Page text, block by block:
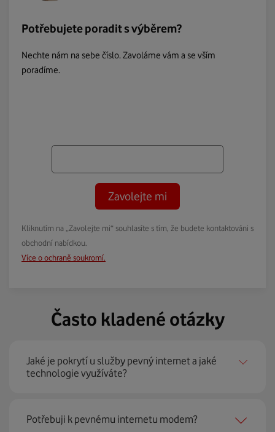
Potřebujete poradit s výběrem?
Nechte nám na sebe číslo. Zavoláme vám a se vším
poradíme.
Zavolejte mi
Kliknutím na „Zavolejte mi“ souhlasíte s tím, že budete kontaktováni s
obchodní nabídkou.
Více o ochraně soukromí.
Často kladené otázky
Jaké je pokrytí u služby pevný internet a jaké
technologie využíváte?
Pevný internet můžeme nabídnout
domácností
Potřebuji k pevnému internetu modem?